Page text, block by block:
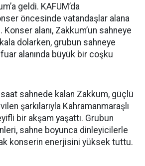
geldi. KAFUM’da
öncesinde vatandaşlar alana
alanı, Zakkum’un sahneye
dolarken, grubun sahneye
alanında büyük bir coşku
sahnede kalan Zakkum, güçlü
şarkılarıyla Kahramanmaraşlı
bir akşam yaşattı. Grubun
sahne boyunca dinleyicilerle
konserin enerjisini yüksek tuttu.